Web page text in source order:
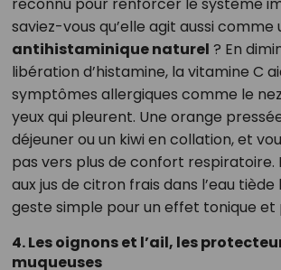
reconnu pour renforcer le système
saviez-vous qu’elle agit aussi comme
antihistaminique naturel ? En
libération d’histamine, la vitamine C
symptômes allergiques comme le
yeux qui pleurent. Une orange
déjeuner ou un kiwi en collation, et
pas vers plus de confort respiratoire.
aux jus de citron frais dans l’eau tiède
geste simple pour un effet tonique
4. Les oignons et l’ail, les
muqueuses